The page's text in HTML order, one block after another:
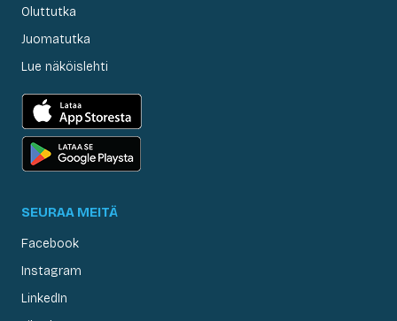
Oluttutka
Juomatutka
Lue näköislehti
SEURAA MEITÄ
Facebook
Instagram
LinkedIn